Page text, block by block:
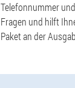
Telefonnummer
Fragen und hilft
Paket an der